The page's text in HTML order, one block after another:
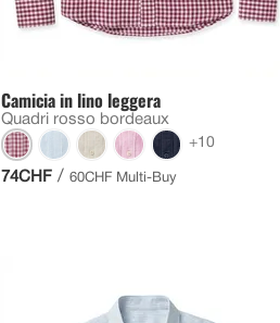
Camicia in lino leggera
Quadri rosso bordeaux
+10
74CHF / 60CHF Multi-Buy